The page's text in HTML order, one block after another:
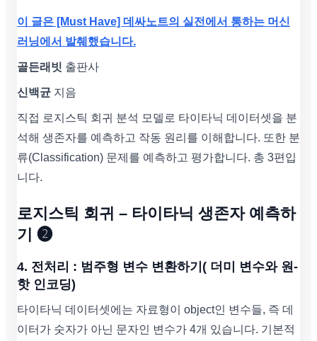
이 글은 [Must Have] 데싸노트의 실전에서 통하는 머신
러닝에서 발췌했습니다.
골든래빗 출판사
신백균 지음
직접 로지스틱 회귀 분석 모델로 타이타닉 데이터셋을 분
석해 생존자를 예측하고 작동 원리를 이해합니다. 또한 분
류(Classification) 문제를 예측하고 평가합니다. 총 3편입
니다.
로지스틱 회귀 – 타이타닉 생존자 예측하
기 ❷
4. 전처리 : 범주형 변수 변환하기( 더미 변수와 원-
핫 인코딩)
타이타닉 데이터셋에는 자료형이 object인 변수들, 즉 데
이터가 숫자가 아닌 문자인 변수가 4개 있습니다. 기본적